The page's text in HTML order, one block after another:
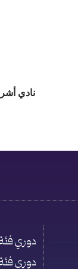
نادي
دوري فئة
دوري فئة